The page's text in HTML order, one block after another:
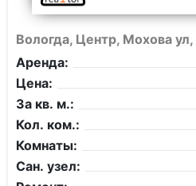
Вологда, Центр, Мохова
Аренда:
Цена:
За кв. м.:
Кол. ком.:
Комнаты:
Сан. узел: